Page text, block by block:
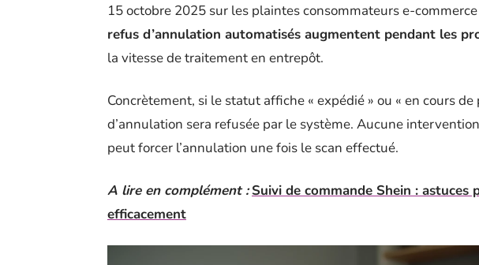
15 octobre 2025 sur les plaintes consommateurs e-
refus d’annulation automatisés augmentent pendant les
la vitesse de traitement en entrepôt.
Concrètement, si le statut affiche « expédié » ou « en cours
d’annulation sera refusée par le système. Aucune
peut forcer l’annulation une fois le scan effectué.
A lire en complément : Suivi de commande Shein :
efficacement